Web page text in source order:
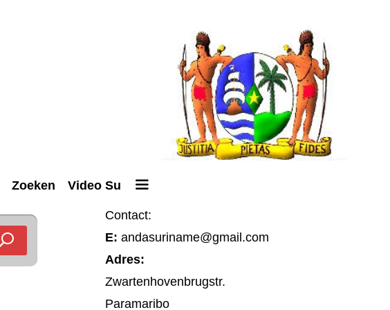
Zoeken Video Su
Contact:
E: andasuriname@gmail.com
Adres:
Zwartenhovenbrugstr.
Paramaribo